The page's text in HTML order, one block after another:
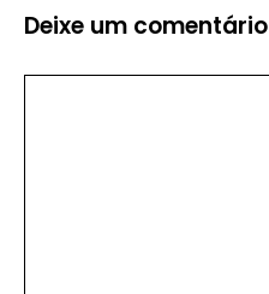
Deixe um comentário